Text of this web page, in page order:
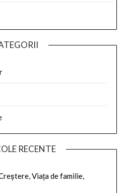
RECENTE
Viața de familie,